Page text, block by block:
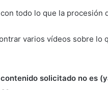
todo lo que la procesión
varios vídeos sobre lo
solicitado no es